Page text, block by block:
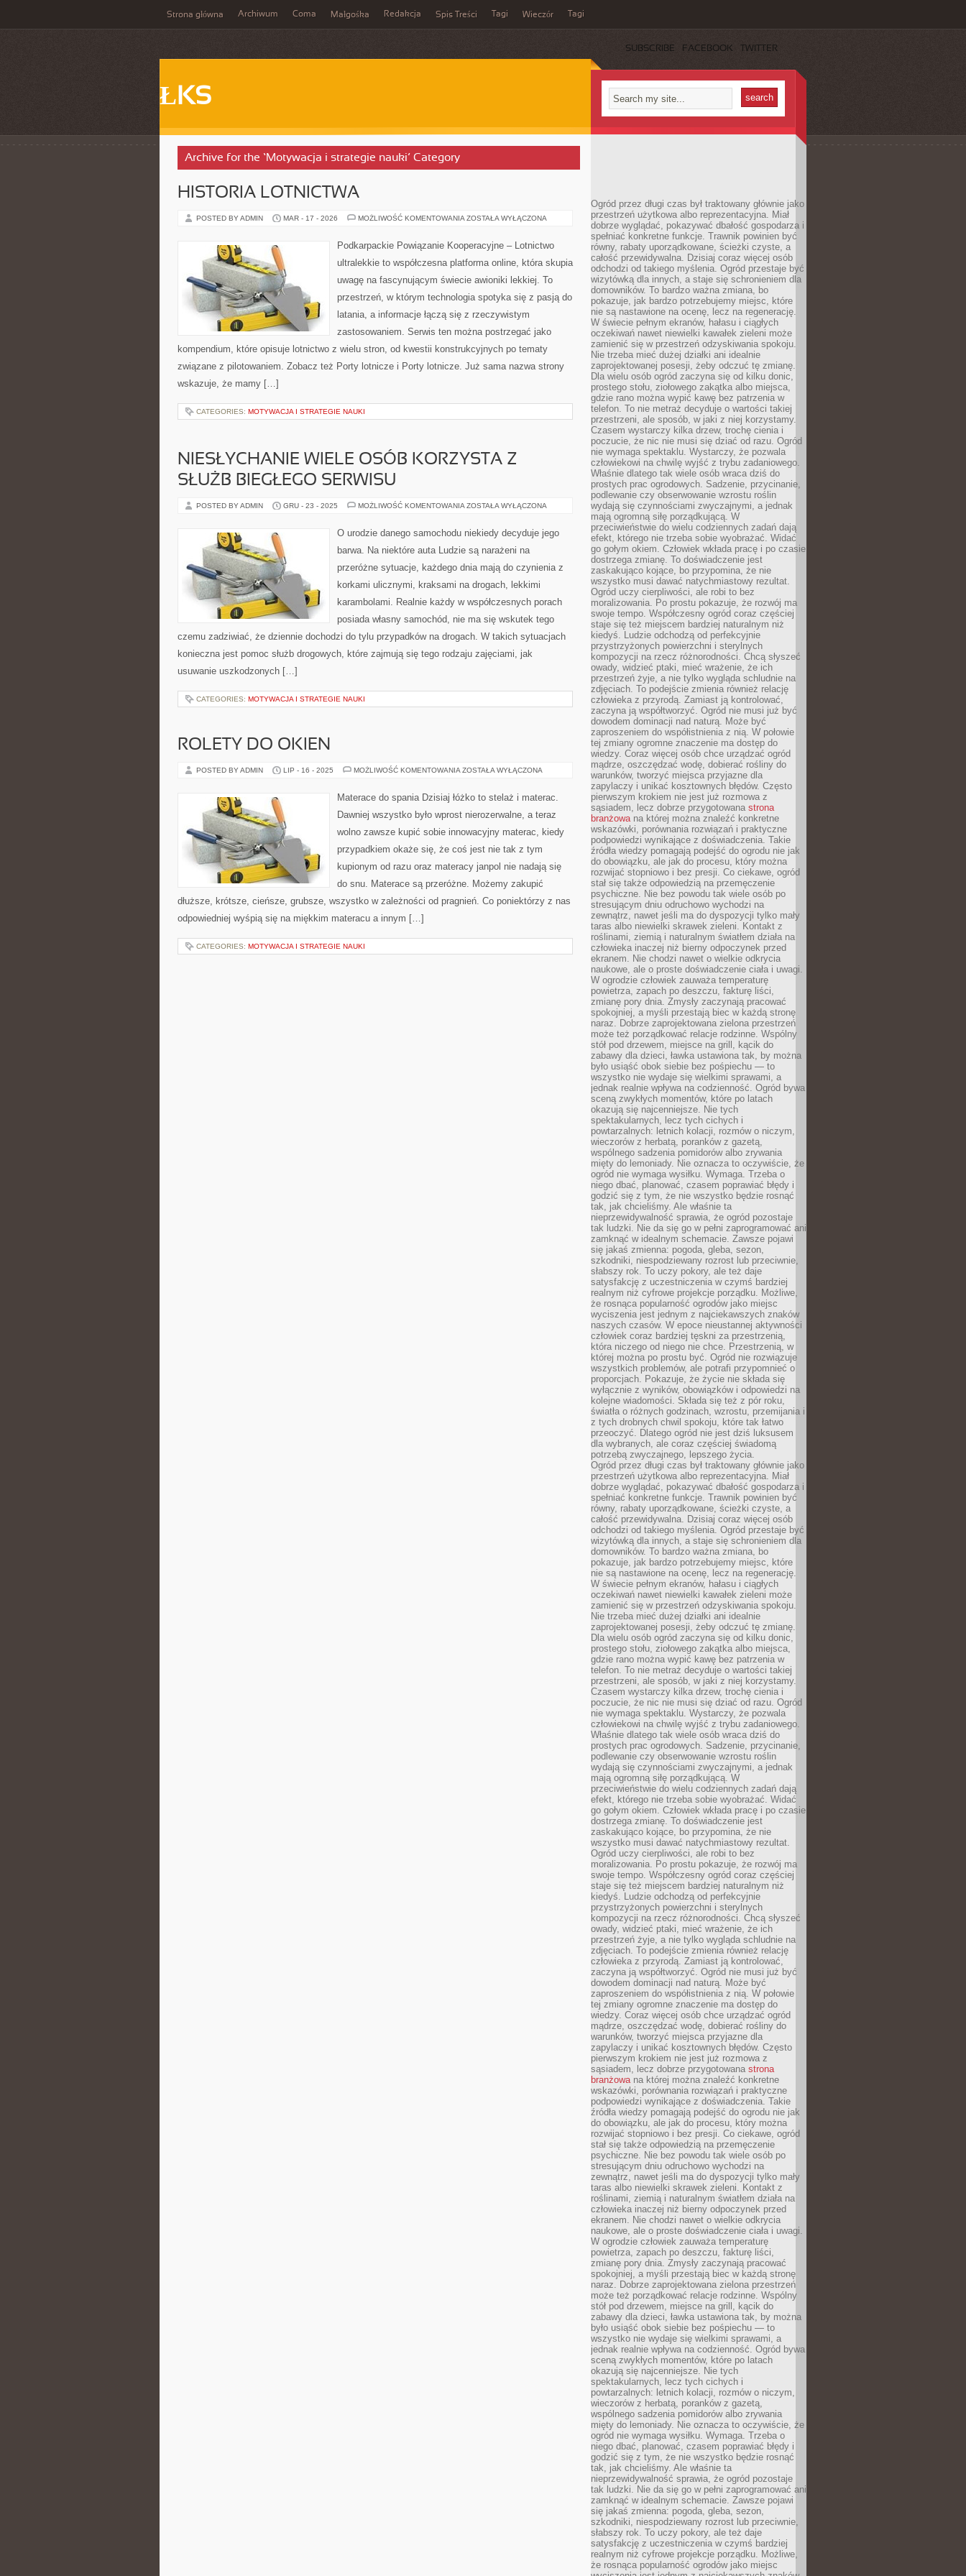
Strona główna Archiwum Coma Małgośka Redakcja Spis Treści Tagi Wieczór Tagi
SUBSCRIBE FACEBOOK TWITTER
ŁKS
Archive for the ‘Motywacja i strategie nauki’ Category
HISTORIA LOTNICTWA
POSTED BY ADMIN MAR - 17 - 2026 MOŻLIWOŚĆ KOMENTOWANIA HISTORIA
ZOSTAŁA WYŁĄCZONA
Podkarpackie Powiązanie Kooperacyjne – Lotnictwo
ultralekkie to współczesna platforma online, która skupia
uwagę na fascynującym świecie awioniki lekkiej. To
przestrzeń, w którym technologia spotyka się z pasją do
latania, a informacje łączą się z rzeczywistym
zastosowaniem. Serwis ten można postrzegać jako
kompendium, które opisuje lotnictwo z wielu stron, od kwestii konstrukcyjnych po tematy
związane z pilotowaniem. Zobacz też Porty lotnicze i Porty lotnicze. Już sama nazwa strony
wskazuje, że mamy […]
CATEGORIES: MOTYWACJA I STRATEGIE NAUKI
NIESŁYCHANIE WIELE OSÓB KORZYSTA Z
SŁUŻB BIEGŁEGO SERWISU
POSTED BY ADMIN GRU - 23 - 2025 MOŻLIWOŚĆ KOMENTOWANIA NIESŁYCHANIE
KORZYSTA
Z
BIEGŁEGO
ZOSTAŁA WYŁĄCZONA
O urodzie danego samochodu niekiedy decyduje jego
barwa. Na niektóre auta Ludzie są narażeni na
przeróżne sytuacje, każdego dnia mają do czynienia z
korkami ulicznymi, kraksami na drogach, lekkimi
karambolami. Realnie każdy w współczesnych porach
posiada własny samochód, nie ma się wskutek tego
czemu zadziwiać, że dziennie dochodzi do tylu przypadków na drogach. W takich sytuacjach
konieczna jest pomoc służb drogowych, które zajmują się tego rodzaju zajęciami, jak
usuwanie uszkodzonych […]
CATEGORIES: MOTYWACJA I STRATEGIE NAUKI
ROLETY DO OKIEN
POSTED BY ADMIN LIP - 16 - 2025 MOŻLIWOŚĆ KOMENTOWANIA ROLETY
ZOSTAŁA WYŁĄCZONA
Materace do spania Dzisiaj łóżko to stelaż i materac.
Dawniej wszystko było wprost nierozerwalne, a teraz
wolno zawsze kupić sobie innowacyjny materac, kiedy
przypadkiem okaże się, że coś jest nie tak z tym
kupionym od razu oraz materacy janpol nie nadają się
do snu. Materace są przeróżne. Możemy zakupić
dłuższe, krótsze, cieńsze, grubsze, wszystko w zależności od pragnień. Co poniektórzy z nas
odpowiedniej wyśpią się na miękkim materacu a innym […]
CATEGORIES: MOTYWACJA I STRATEGIE NAUKI
Ogród przez długi czas był traktowany głównie jako
przestrzeń użytkowa albo reprezentacyjna. Miał
dobrze wyglądać, pokazywać dbałość gospodarza i
spełniać konkretne funkcje. Trawnik powinien być
równy, rabaty uporządkowane, ścieżki czyste, a
całość przewidywalna. Dzisiaj coraz więcej osób
odchodzi od takiego myślenia. Ogród przestaje być
wizytówką dla innych, a staje się schronieniem dla
domowników. To bardzo ważna zmiana, bo
pokazuje, jak bardzo potrzebujemy miejsc, które
nie są nastawione na ocenę, lecz na regenerację.
W świecie pełnym ekranów, hałasu i ciągłych
oczekiwań nawet niewielki kawałek zieleni może
zamienić się w przestrzeń odzyskiwania spokoju.
Nie trzeba mieć dużej działki ani idealnie
zaprojektowanej posesji, żeby odczuć tę zmianę.
Dla wielu osób ogród zaczyna się od kilku donic,
prostego stołu, ziołowego zakątka albo miejsca,
gdzie rano można wypić kawę bez patrzenia w
telefon. To nie metraż decyduje o wartości takiej
przestrzeni, ale sposób, w jaki z niej korzystamy.
Czasem wystarczy kilka drzew, trochę cienia i
poczucie, że nic nie musi się dziać od razu. Ogród
nie wymaga spektaklu. Wystarczy, że pozwala
człowiekowi na chwilę wyjść z trybu zadaniowego.
Właśnie dlatego tak wiele osób wraca dziś do
prostych prac ogrodowych. Sadzenie, przycinanie,
podlewanie czy obserwowanie wzrostu roślin
wydają się czynnościami zwyczajnymi, a jednak
mają ogromną siłę porządkującą. W
przeciwieństwie do wielu codziennych zadań dają
efekt, którego nie trzeba sobie wyobrażać. Widać
go gołym okiem. Człowiek wkłada pracę i po czasie
dostrzega zmianę. To doświadczenie jest
zaskakująco kojące, bo przypomina, że nie
wszystko musi dawać natychmiastowy rezultat.
Ogród uczy cierpliwości, ale robi to bez
moralizowania. Po prostu pokazuje, że rozwój ma
swoje tempo. Współczesny ogród coraz częściej
staje się też miejscem bardziej naturalnym niż
kiedyś. Ludzie odchodzą od perfekcyjnie
przystrzyżonych powierzchni i sterylnych
kompozycji na rzecz różnorodności. Chcą słyszeć
owady, widzieć ptaki, mieć wrażenie, że ich
przestrzeń żyje, a nie tylko wygląda schludnie na
zdjęciach. To podejście zmienia również relację
człowieka z przyrodą. Zamiast ją kontrolować,
zaczyna ją współtworzyć. Ogród nie musi już być
dowodem dominacji nad naturą. Może być
zaproszeniem do współistnienia z nią. W połowie
tej zmiany ogromne znaczenie ma dostęp do
wiedzy. Coraz więcej osób chce urządzać ogród
mądrze, oszczędzać wodę, dobierać rośliny do
warunków, tworzyć miejsca przyjazne dla
zapylaczy i unikać kosztownych błędów. Często
pierwszym krokiem nie jest już rozmowa z
sąsiadem, lecz dobrze przygotowana strona
branżowana której można znaleźć konkretne
wskazówki, porównania rozwiązań i praktyczne
podpowiedzi wynikające z doświadczenia. Takie
źródła wiedzy pomagają podejść do ogrodu nie jak
do obowiązku, ale jak do procesu, który można
rozwijać stopniowo i bez presji. Co ciekawe, ogród
stał się także odpowiedzią na przemęczenie
psychiczne. Nie bez powodu tak wiele osób po
stresującym dniu odruchowo wychodzi na
zewnątrz, nawet jeśli ma do dyspozycji tylko mały
taras albo niewielki skrawek zieleni. Kontakt z
roślinami, ziemią i naturalnym światłem działa na
człowieka inaczej niż bierny odpoczynek przed
ekranem. Nie chodzi nawet o wielkie odkrycia
naukowe, ale o proste doświadczenie ciała i uwagi.
W ogrodzie człowiek zauważa temperaturę
powietrza, zapach po deszczu, fakturę liści,
zmianę pory dnia. Zmysły zaczynają pracować
spokojniej, a myśli przestają biec w każdą stronę
naraz. Dobrze zaprojektowana zielona przestrzeń
może też porządkować relacje rodzinne. Wspólny
stół pod drzewem, miejsce na grill, kącik do
zabawy dla dzieci, ławka ustawiona tak, by można
było usiąść obok siebie bez pośpiechu — to
wszystko nie wydaje się wielkimi sprawami, a
jednak realnie wpływa na codzienność. Ogród bywa
sceną zwykłych momentów, które po latach
okazują się najcenniejsze. Nie tych
spektakularnych, lecz tych cichych i
powtarzalnych: letnich kolacji, rozmów o niczym,
wieczorów z herbatą, poranków z gazetą,
wspólnego sadzenia pomidorów albo zrywania
mięty do lemoniady. Nie oznacza to oczywiście, że
ogród nie wymaga wysiłku. Wymaga. Trzeba o
niego dbać, planować, czasem poprawiać błędy i
godzić się z tym, że nie wszystko będzie rosnąć
tak, jak chcieliśmy. Ale właśnie ta
nieprzewidywalność sprawia, że ogród pozostaje
tak ludzki. Nie da się go w pełni zaprogramować ani
zamknąć w idealnym schemacie. Zawsze pojawi
się jakaś zmienna: pogoda, gleba, sezon,
szkodniki, niespodziewany rozrost lub przeciwnie,
słabszy rok. To uczy pokory, ale też daje
satysfakcję z uczestniczenia w czymś bardziej
realnym niż cyfrowe projekcje porządku. Możliwe,
że rosnąca popularność ogrodów jako miejsc
wyciszenia jest jednym z najciekawszych znaków
naszych czasów. W epoce nieustannej aktywności
człowiek coraz bardziej tęskni za przestrzenią,
która niczego od niego nie chce. Przestrzenią, w
której można po prostu być. Ogród nie rozwiązuje
wszystkich problemów, ale potrafi przypomnieć o
proporcjach. Pokazuje, że życie nie składa się
wyłącznie z wyników, obowiązków i odpowiedzi na
kolejne wiadomości. Składa się też z pór roku,
światła o różnych godzinach, wzrostu, przemijania i
z tych drobnych chwil spokoju, które tak łatwo
przeoczyć. Dlatego ogród nie jest dziś luksusem
dla wybranych, ale coraz częściej świadomą
potrzebą zwyczajnego, lepszego życia.
Ogród przez długi czas był traktowany głównie jako
przestrzeń użytkowa albo reprezentacyjna. Miał
dobrze wyglądać, pokazywać dbałość gospodarza i
spełniać konkretne funkcje. Trawnik powinien być
równy, rabaty uporządkowane, ścieżki czyste, a
całość przewidywalna. Dzisiaj coraz więcej osób
odchodzi od takiego myślenia. Ogród przestaje być
wizytówką dla innych, a staje się schronieniem dla
domowników. To bardzo ważna zmiana, bo
pokazuje, jak bardzo potrzebujemy miejsc, które
nie są nastawione na ocenę, lecz na regenerację.
W świecie pełnym ekranów, hałasu i ciągłych
oczekiwań nawet niewielki kawałek zieleni może
zamienić się w przestrzeń odzyskiwania spokoju.
Nie trzeba mieć dużej działki ani idealnie
zaprojektowanej posesji, żeby odczuć tę zmianę.
Dla wielu osób ogród zaczyna się od kilku donic,
prostego stołu, ziołowego zakątka albo miejsca,
gdzie rano można wypić kawę bez patrzenia w
telefon. To nie metraż decyduje o wartości takiej
przestrzeni, ale sposób, w jaki z niej korzystamy.
Czasem wystarczy kilka drzew, trochę cienia i
poczucie, że nic nie musi się dziać od razu. Ogród
nie wymaga spektaklu. Wystarczy, że pozwala
człowiekowi na chwilę wyjść z trybu zadaniowego.
Właśnie dlatego tak wiele osób wraca dziś do
prostych prac ogrodowych. Sadzenie, przycinanie,
podlewanie czy obserwowanie wzrostu roślin
wydają się czynnościami zwyczajnymi, a jednak
mają ogromną siłę porządkującą. W
przeciwieństwie do wielu codziennych zadań dają
efekt, którego nie trzeba sobie wyobrażać. Widać
go gołym okiem. Człowiek wkłada pracę i po czasie
dostrzega zmianę. To doświadczenie jest
zaskakująco kojące, bo przypomina, że nie
wszystko musi dawać natychmiastowy rezultat.
Ogród uczy cierpliwości, ale robi to bez
moralizowania. Po prostu pokazuje, że rozwój ma
swoje tempo. Współczesny ogród coraz częściej
staje się też miejscem bardziej naturalnym niż
kiedyś. Ludzie odchodzą od perfekcyjnie
przystrzyżonych powierzchni i sterylnych
kompozycji na rzecz różnorodności. Chcą słyszeć
owady, widzieć ptaki, mieć wrażenie, że ich
przestrzeń żyje, a nie tylko wygląda schludnie na
zdjęciach. To podejście zmienia również relację
człowieka z przyrodą. Zamiast ją kontrolować,
zaczyna ją współtworzyć. Ogród nie musi już być
dowodem dominacji nad naturą. Może być
zaproszeniem do współistnienia z nią. W połowie
tej zmiany ogromne znaczenie ma dostęp do
wiedzy. Coraz więcej osób chce urządzać ogród
mądrze, oszczędzać wodę, dobierać rośliny do
warunków, tworzyć miejsca przyjazne dla
zapylaczy i unikać kosztownych błędów. Często
pierwszym krokiem nie jest już rozmowa z
sąsiadem, lecz dobrze przygotowana strona
branżowana której można znaleźć konkretne
wskazówki, porównania rozwiązań i praktyczne
podpowiedzi wynikające z doświadczenia. Takie
źródła wiedzy pomagają podejść do ogrodu nie jak
do obowiązku, ale jak do procesu, który można
rozwijać stopniowo i bez presji. Co ciekawe, ogród
stał się także odpowiedzią na przemęczenie
psychiczne. Nie bez powodu tak wiele osób po
stresującym dniu odruchowo wychodzi na
zewnątrz, nawet jeśli ma do dyspozycji tylko mały
taras albo niewielki skrawek zieleni. Kontakt z
roślinami, ziemią i naturalnym światłem działa na
człowieka inaczej niż bierny odpoczynek przed
ekranem. Nie chodzi nawet o wielkie odkrycia
naukowe, ale o proste doświadczenie ciała i uwagi.
W ogrodzie człowiek zauważa temperaturę
powietrza, zapach po deszczu, fakturę liści,
zmianę pory dnia. Zmysły zaczynają pracować
spokojniej, a myśli przestają biec w każdą stronę
naraz. Dobrze zaprojektowana zielona przestrzeń
może też porządkować relacje rodzinne. Wspólny
stół pod drzewem, miejsce na grill, kącik do
zabawy dla dzieci, ławka ustawiona tak, by można
było usiąść obok siebie bez pośpiechu — to
wszystko nie wydaje się wielkimi sprawami, a
jednak realnie wpływa na codzienność. Ogród bywa
sceną zwykłych momentów, które po latach
okazują się najcenniejsze. Nie tych
spektakularnych, lecz tych cichych i
powtarzalnych: letnich kolacji, rozmów o niczym,
wieczorów z herbatą, poranków z gazetą,
wspólnego sadzenia pomidorów albo zrywania
mięty do lemoniady. Nie oznacza to oczywiście, że
ogród nie wymaga wysiłku. Wymaga. Trzeba o
niego dbać, planować, czasem poprawiać błędy i
godzić się z tym, że nie wszystko będzie rosnąć
tak, jak chcieliśmy. Ale właśnie ta
nieprzewidywalność sprawia, że ogród pozostaje
tak ludzki. Nie da się go w pełni zaprogramować ani
zamknąć w idealnym schemacie. Zawsze pojawi
się jakaś zmienna: pogoda, gleba, sezon,
szkodniki, niespodziewany rozrost lub przeciwnie,
słabszy rok. To uczy pokory, ale też daje
satysfakcję z uczestniczenia w czymś bardziej
realnym niż cyfrowe projekcje porządku. Możliwe,
że rosnąca popularność ogrodów jako miejsc